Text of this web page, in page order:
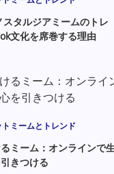
スタルジアミームのトレ
文化を席巻する理由
ミームとトレンド
ミーム：オンラインで生
きつける